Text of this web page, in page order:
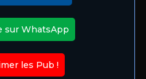
sur WhatsApp
les Pub !